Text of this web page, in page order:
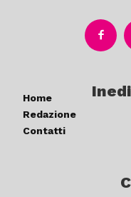
Home
Redazione
Contatti